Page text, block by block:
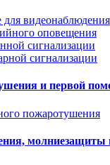
для видеонаблюдения
оповещения
сигнализации
сигнализации
и первой
пожаротушения